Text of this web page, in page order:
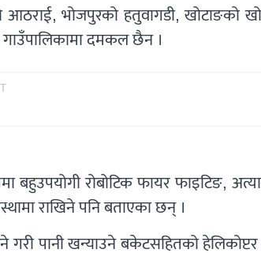
भोजपुरको हतुवागडी, खोटाङको
गाउँपालिकामा दमकल छैन ।
बहुउपयोगी रोबोटिक फायर फाइटिङ,
राखिने पनि बताएका छन् ।
गरी पानी खन्याउने बकेटसहितको हेलिकोप्टर